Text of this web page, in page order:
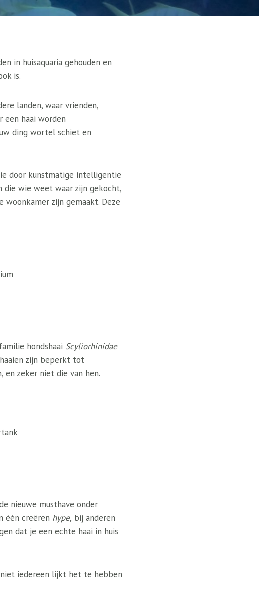
in huisaquaria gehouden en
is.
landen, waar vrienden,
haai worden
ding wortel schiet en
door kunstmatige intelligentie
die wie weet waar zijn gekocht,
zijn gemaakt. Deze
familie hondshaai Scyliorhinidae
zijn beperkt tot
en zeker niet die van hen.
nieuwe musthave onder
één creëren hype, bij anderen
dat je een echte haai in huis
iedereen lijkt het te hebben